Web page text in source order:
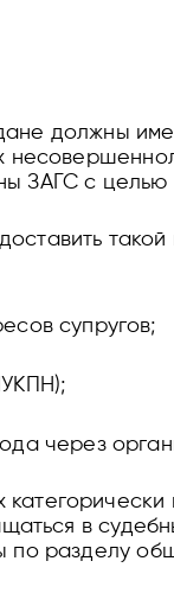
должны
ЗАГС с целью
супругов;
через
в
по разделу